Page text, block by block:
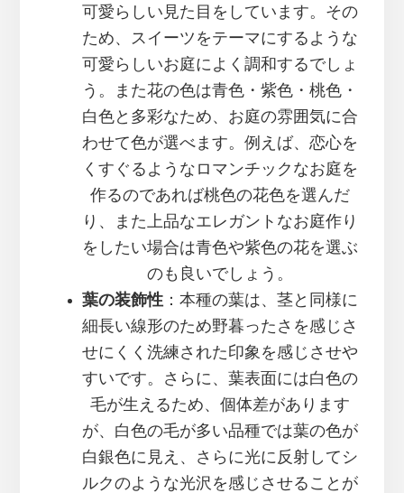
可愛らしい見た目をしています。その
ため、スイーツをテーマにするような
可愛らしいお庭によく調和するでしょ
う。また花の色は青色・紫色・桃色・
白色と多彩なため、お庭の雰囲気に合
わせて色が選べます。例えば、恋心を
くすぐるようなロマンチックなお庭を
作るのであれば桃色の花色を選んだ
り、また上品なエレガントなお庭作り
をしたい場合は青色や紫色の花を選ぶ
のも良いでしょう。
葉の装飾性 ：本種の葉は、茎と同様に
細長い線形のため野暮ったさを感じさ
せにくく洗練された印象を感じさせや
すいです。さらに、葉表面には白色の
毛が生えるため、個体差があります
が、白色の毛が多い品種では葉の色が
白銀色に見え、さらに光に反射してシ
ルクのような光沢を感じさせることが